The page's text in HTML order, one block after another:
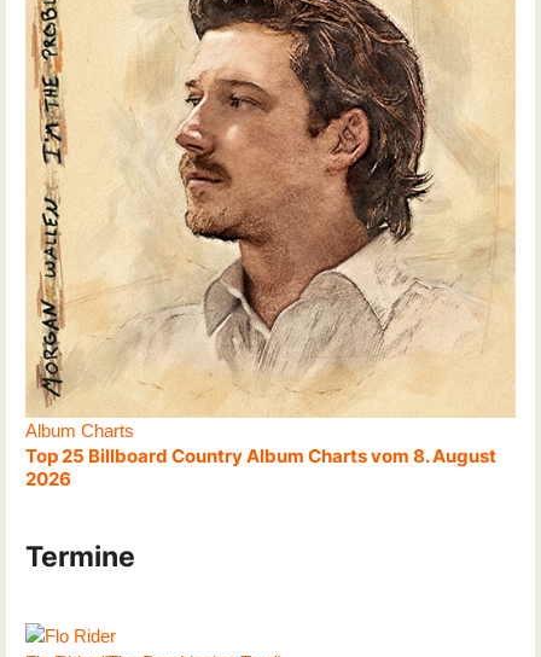
Album Charts
Top 25 Billboard Country Album Charts vom 8. August
2026
Termine